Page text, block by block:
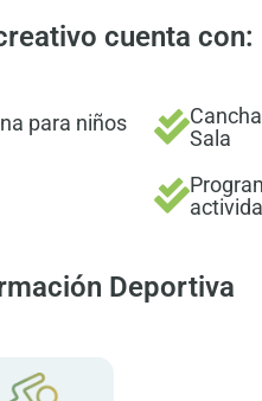
cuenta con:
para niños
Sala
Deportiva